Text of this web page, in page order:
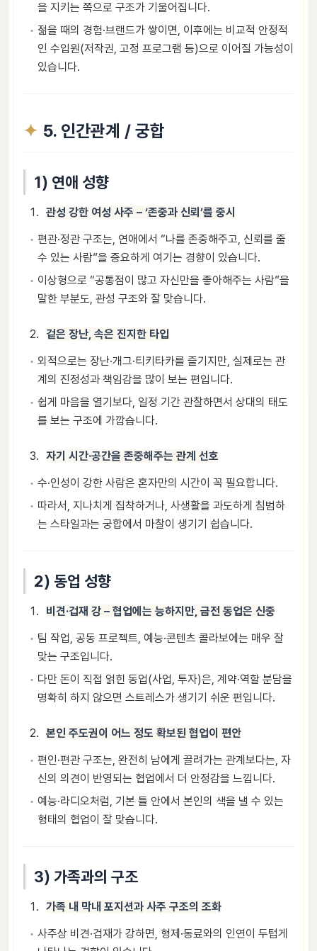
을 지키는 쪽으로 구조가 기울어집니다.
젊을 때의 경험·브랜드가 쌓이면, 이후에는 비교적 안정적
인 수입원(저작권, 고정 프로그램 등)으로 이어질 가능성이
있습니다.
5. 인간관계 / 궁합
1) 연애 성향
관성 강한 여성 사주 – ‘존중과 신뢰’를 중시
편관·정관 구조는, 연애에서 “나를 존중해주고, 신뢰를 줄
수 있는 사람”을 중요하게 여기는 경향이 있습니다.
이상형으로 “공통점이 많고 자신만을 좋아해주는 사람”을
말한 부분도, 관성 구조와 잘 맞습니다.
겉은 장난, 속은 진지한 타입
외적으로는 장난·개그·티키타카를 즐기지만, 실제로는 관
계의 진정성과 책임감을 많이 보는 편입니다.
쉽게 마음을 열기보다, 일정 기간 관찰하면서 상대의 태도
를 보는 구조에 가깝습니다.
자기 시간·공간을 존중해주는 관계 선호
수·인성이 강한 사람은 혼자만의 시간이 꼭 필요합니다.
따라서, 지나치게 집착하거나, 사생활을 과도하게 침범하
는 스타일과는 궁합에서 마찰이 생기기 쉽습니다.
2) 동업 성향
비견·겁재 강 – 협업에는 능하지만, 금전 동업은 신중
팀 작업, 공동 프로젝트, 예능·콘텐츠 콜라보에는 매우 잘
맞는 구조입니다.
다만 돈이 직접 얽힌 동업(사업, 투자)은, 계약·역할 분담을
명확히 하지 않으면 스트레스가 생기기 쉬운 편입니다.
본인 주도권이 어느 정도 확보된 협업이 편안
편인·편관 구조는, 완전히 남에게 끌려가는 관계보다는, 자
신의 의견이 반영되는 협업에서 더 안정감을 느낍니다.
예능·라디오처럼, 기본 틀 안에서 본인의 색을 낼 수 있는
형태의 협업이 잘 맞습니다.
3) 가족과의 구조
가족 내 막내 포지션과 사주 구조의 조화
사주상 비견·겁재가 강하면, 형제·동료와의 인연이 두텁게